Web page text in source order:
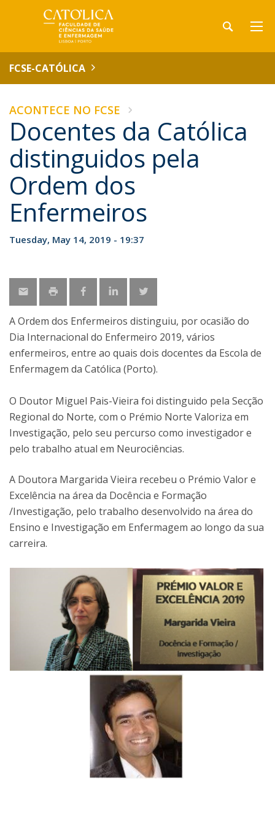
FCSE-CATÓLICA
ACONTECE NO FCSE
Docentes da Católica
distinguidos pela
Ordem dos
Enfermeiros
Tuesday, May 14, 2019 - 19:37
A Ordem dos Enfermeiros distinguiu, por ocasião do
Dia Internacional do Enfermeiro 2019, vários
enfermeiros, entre ao quais dois docentes da Escola de
Enfermagem da Católica (Porto).
O Doutor Miguel Pais-Vieira foi distinguido pela Secção
Regional do Norte, com o Prémio Norte Valoriza em
Investigação, pelo seu percurso como investigador e
pelo trabalho atual em Neurociências.
A Doutora Margarida Vieira recebeu o Prémio Valor e
Excelência na área da Docência e Formação
/Investigação, pelo trabalho desenvolvido na área do
Ensino e Investigação em Enfermagem ao longo da sua
carreira.